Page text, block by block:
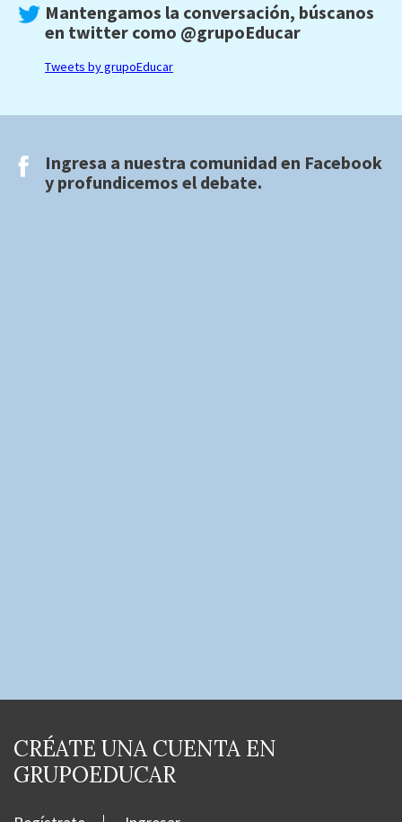
Mantengamos la conversación, búscanos
en twitter como @grupoEducar
Tweets by grupoEducar
Ingresa a nuestra comunidad en Facebook
y profundicemos el debate.
CRÉATE UNA CUENTA EN
GRUPOEDUCAR